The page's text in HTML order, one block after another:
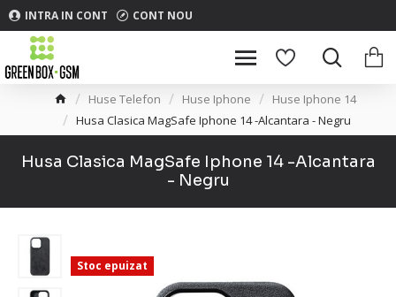
INTRA IN CONT CONT NOU
Huse Telefon Huse Iphone
Huse Iphone 14
Husa Clasica MagSafe Iphone 14 -Alcantara - Negru
Husa Clasica MagSafe Iphone 14 -Alcantara
- Negru
Stoc epuizat